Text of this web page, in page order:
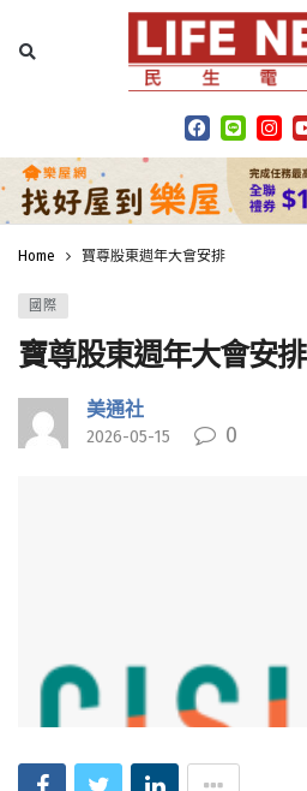
Home 寶尊股東週年大會安排
國際
寶尊股東週年大會安排
美通社
2026-05-15 0